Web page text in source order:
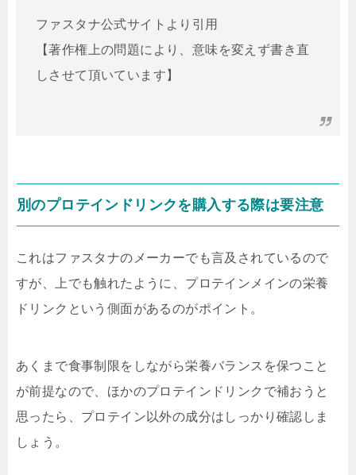
ファスタナ公式サイトより引用
【著作権上の問題により、意味を変えず書き直
しさせて頂いています】
別のプロテインドリンクを購入する際は要注意
これはファスタナのメーカーでも言及されているので
すが、上でも触れたように、プロテインメインの栄養
ドリンクという側面があるのがポイント。
あくまで食事制限をしながら栄養バランスを保つこと
が前提なので、ほかのプロテインドリンクで補おうと
思ったら、プロテイン以外の成分はしっかり確認しま
しょう。